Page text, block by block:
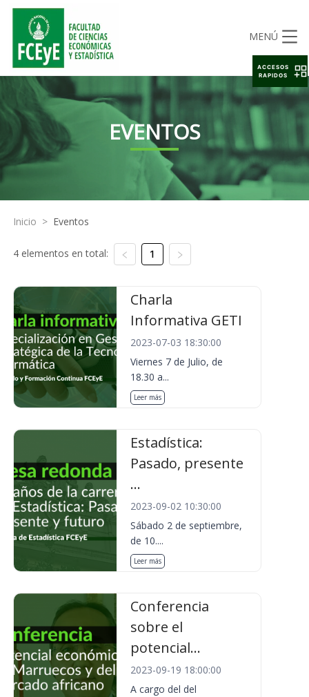
MENÚ
EVENTOS
Inicio > Eventos
4 elementos en total: 1
Charla
Informativa GETI
2023-07-03 18:30:00
Viernes 7 de Julio, de
18.30 a...
Leer más
Estadística:
Pasado, presente
...
2023-09-02 10:30:00
Sábado 2 de septiembre,
de 10....
Leer más
Conferencia
sobre el
potencial...
2023-09-19 18:00:00
A cargo del del
ACCESOS
RAPIDOS